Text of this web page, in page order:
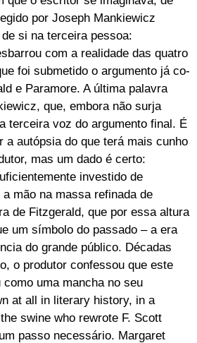
por Joseph Mankiewicz
si na terceira pessoa:
com a realidade das quatro
foi submetido o argumento já co-
e Paramore. A última palavra
que, embora não surja
terceira voz do argumento final. É
a autópsia do que terá mais cunho
mas um dado é certo:
investido de
mão na massa refinada de
de Fitzgerald, que por essa altura
um símbolo do passado – a era
do grande público. Décadas
o produtor confessou que este
uma mancha no seu
at all in literary history, in a
swine who rewrote F. Scott
passo necessário. Margaret